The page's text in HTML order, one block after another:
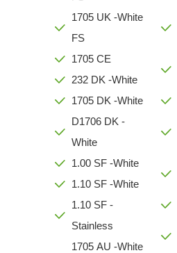
1705 UK -White
FS
1705 CE
232 DK -White
1705 DK -White
D1706 DK -
White
1.00 SF -White
1.10 SF -White
1.10 SF -
Stainless
1705 AU -White